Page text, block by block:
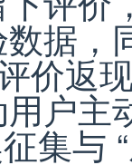
据，
价返
户主
集与